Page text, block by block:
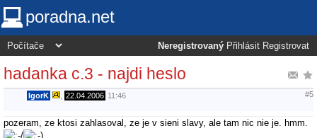
poradna.net
Neregistrovaný Přihlásit Registrovat
hadanka c.3 - najdi heslo
IgorK 22.04.2006 11:46 #5
pozeram, ze ktosi zahlasoval, ze je v sieni slavy, ale tam nic nie je. hmm.